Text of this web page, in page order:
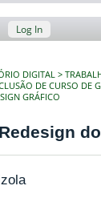
Log In
DIGITAL
DE CURSO DE
GRÁFICO